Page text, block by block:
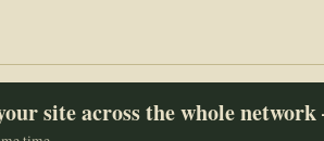
site across the whole